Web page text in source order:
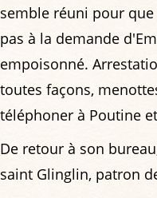
semble réuni pour
pas à la demande
empoisonné.
toutes façons,
téléphoner à Poutine
De retour à son
saint Glinglin, patron